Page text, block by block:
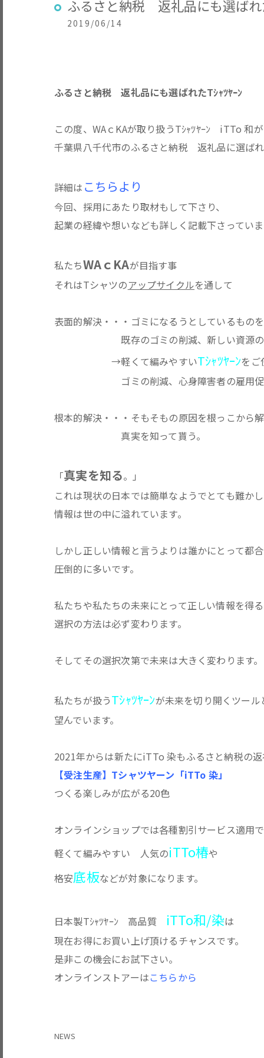
ふるさと納税 返礼品にも選ばれ
2019/06/14
ふるさと納税 返礼品にも選ばれたTｼｬﾂﾔｰﾝ
この度、WAｃKAが取り扱うTｼｬﾂﾔｰﾝ iTTo 和が
千葉県八千代市のふるさと納税 返礼品に選ばれ
詳細は こちらより
今回、採用にあたり取材もして下さり、
起業の経緯や想いなども詳しく記載下さっていま
私たちWAｃKAが目指す事
それはTシャツのアップサイクルを通して
表面的解決・・・ゴミになるうとしているもの
既存のゴミの削減、新しい資源の活
→軽くて編みやすいTｼｬﾂﾔｰﾝをご
ゴミの削減、心身障害者の雇用促進、
根本的解決・・・そもそもの原因を根っこから
真実を知って貰う。
「真実を知る。」
これは現状の日本では簡単なようでとても難かし
情報は世の中に溢れています。
しかし正しい情報と言うよりは誰かにとって都
圧倒的に多いです。
私たちや私たちの未来にとって正しい情報を得る
選択の方法は必ず変わります。
そしてその選択次第で未来は大きく変わります。
私たちが扱うTｼｬﾂﾔｰﾝが未来を切り開くツール
望んでいます。
2021年からは新たにiTTo 染もふるさと納税の返
【受注生産】Tシャツヤーン「iTTo 染」
つくる楽しみが広がる20色
オンラインショップでは各種割引サービス適用
軽くて編みやすい 人気のiTTo椿や
格安底板などが対象になります。
日本製Tｼｬﾂﾔｰﾝ 高品質 iTTo和/染は
現在お得にお買い上げ頂けるチャンスです。
是非この機会にお試下さい。
オンラインストアーはこちらから
NEWS